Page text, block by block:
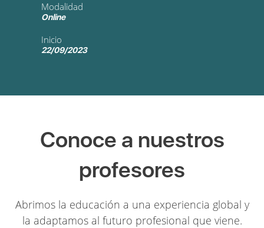
Modalidad
Online
Inicio
22/09/2023
Conoce a nuestros
profesores
Abrimos la educación a una experiencia global y
la adaptamos al futuro profesional que viene.